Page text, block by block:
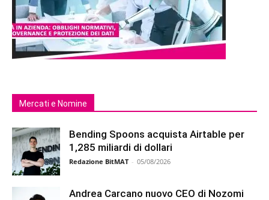
Mercati e Nomine
Bending Spoons acquista Airtable per
1,285 miliardi di dollari
Redazione BitMAT - 05/08/2026
Andrea Carcano nuovo CEO di Nozomi